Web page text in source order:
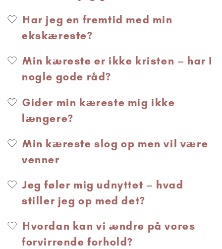
Har jeg en fremtid med min
ekskæreste?
Min kæreste er ikke kristen – har I
nogle gode råd?
Gider min kæreste mig ikke
længere?
Min kæreste slog op men vil være
venner
Jeg føler mig udnyttet – hvad
stiller jeg op med det?
Hvordan kan vi ændre på vores
forvirrende forhold?